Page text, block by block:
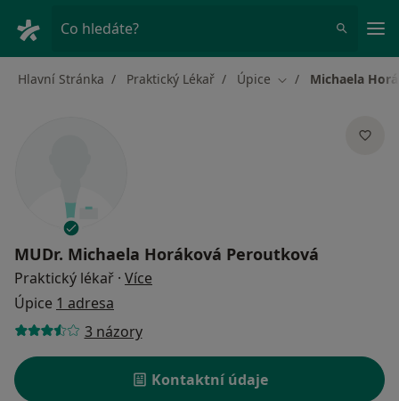
Co hledáte?
Hlavní Stránka Praktický Lékař Úpice Změna města
Michaela
MUDr. Michaela Horáková Peroutková
Praktický lékař · Více
Úpice 1 adresa
3 názory
Kontaktní údaje